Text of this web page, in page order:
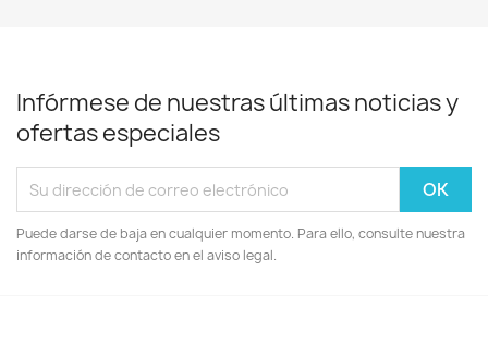
Infórmese de nuestras últimas noticias y
ofertas especiales
Puede darse de baja en cualquier momento. Para ello, consulte nuestra
información de contacto en el aviso legal.